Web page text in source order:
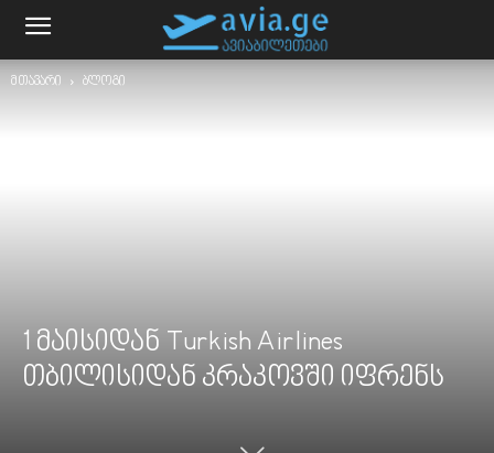
მთავარი ბლოგი
1 მაისიდან Turkish Airlines
თბილისიდან კრაკოვში იფრენს